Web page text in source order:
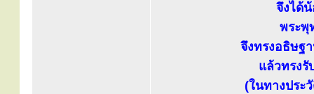
จึงได้
พระพุ
จึงทรงอธิษฐ
แล้วทรง
(ในทางประ